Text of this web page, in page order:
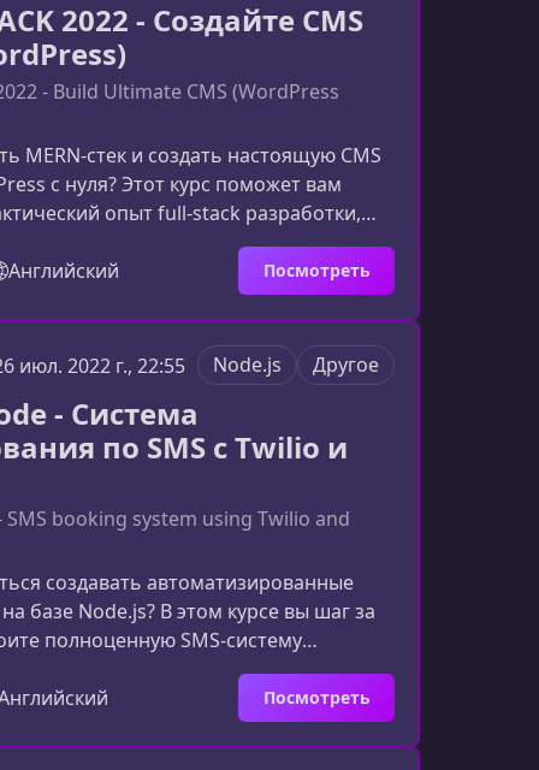
2022 - Создайте CMS
- Build Ultimate CMS (WordPress
MERN-стек и создать настоящую CMS
с нуля? Этот курс поможет вам
опыт full‑stack разработки,
с современными технологиями и
веб‑приложения.Что
собой курс MERN STACK 2022Этот курс
на практическом создании
приложения на основе стека MERN.
без практики вы шаг за шагом
CMS — аналог
Английский Посмотреть
июл. 2022 г., 22:55 Node.js Другое
- Система
по SMS с Twilio и
SMS booking system using Twilio and
создавать автоматизированные
базе Node.js? В этом курсе вы шаг за
полноценную SMS‑систему
с использованием возможностей
из самых мощных CPaaS‑платформ в
как обрабатывать входящие
динамические ответы и
Посмотреть